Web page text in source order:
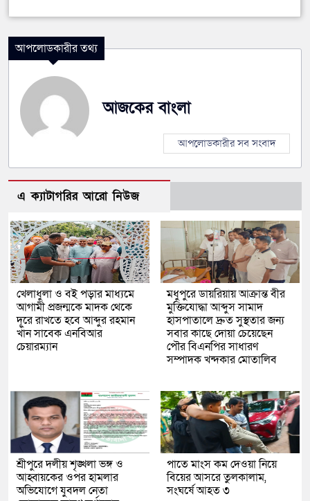
আপলোডকারীর তথ্য
আজকের বাংলা
আপলোডকারীর সব সংবাদ
এ ক্যাটাগরির আরো নিউজ
খেলাধুলা ও বই পড়ার মাধ্যমে
আগামী প্রজন্মকে মাদক থেকে
দূরে রাখতে হবে আব্দুর রহমান
খাঁন সাবেক এনবিআর
চেয়ারম্যান
মধুপুরে ডায়রিয়ায় আক্রান্ত বীর
মুক্তিযোদ্ধা আব্দুস সামাদ
হাসপাতালে দ্রুত সুস্থতার জন্য
সবার কাছে দোয়া চেয়েছেন
পৌর বিএনপির সাধারণ
সম্পাদক খন্দকার মোতালিব
শ্রীপুরে দলীয় শৃঙ্খলা ভঙ্গ ও
আহ্বায়কের ওপর হামলার
অভিযোগে যুবদল নেতা
পাতে মাংস কম দেওয়া নিয়ে
বিয়ের আসরে তুলকালাম,
সংঘর্ষে আহত ৩